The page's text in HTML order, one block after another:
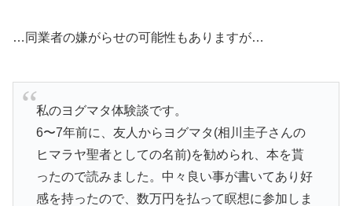
…同業者の嫌がらせの可能性もありますが…
私のヨグマタ体験談です。
6〜7年前に、友人からヨグマタ(相川圭子さんの
ヒマラヤ聖者としての名前)を勧められ、本を貰
ったので読みました。中々良い事が書いてあり好
感を持ったので、数万円を払って瞑想に参加しま